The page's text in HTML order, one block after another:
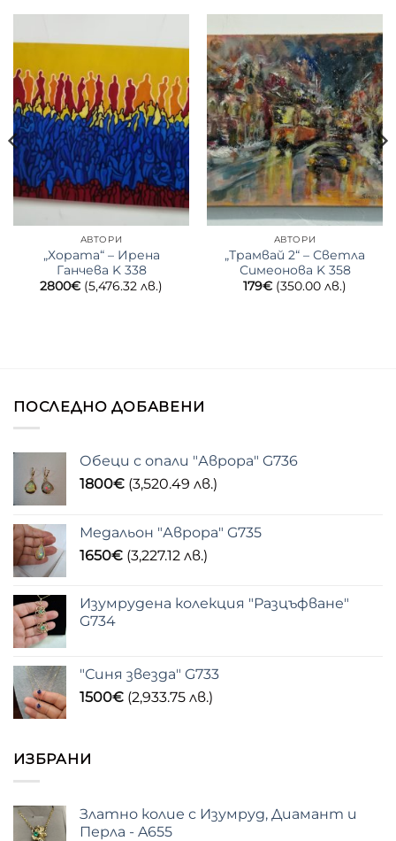
АВТОРИ
„Хората“ – Ирена
Ганчева K 338
2800€ (5,476.32 лв.)
АВТОРИ
„Трамвай 2“ – Светла
Симеонова K 358
179€ (350.00 лв.)
ПОСЛЕДНО ДОБАВЕНИ
Обеци с опали "Аврора" G736
1800€ (3,520.49 лв.)
Медальон "Аврора" G735
1650€ (3,227.12 лв.)
Изумрудена колекция "Разцъфване"
G734
"Синя звезда" G733
1500€ (2,933.75 лв.)
ИЗБРАНИ
Златно колие с Изумруд, Диамант и
Перла - A655